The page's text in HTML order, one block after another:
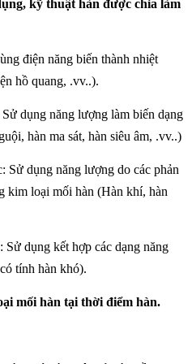
kỹ thuật hàn được chia làm
điện năng biến thành nhiệt
hồ quang, .vv..).
dụng năng lượng làm biến dạng
hàn ma sát, hàn siêu âm, .vv..)
Sử dụng năng lượng do các phản
kim loại mối hàn (Hàn khí, hàn
dụng kết hợp các dạng năng
tính hàn khó).
mối hàn tại thời điểm hàn.